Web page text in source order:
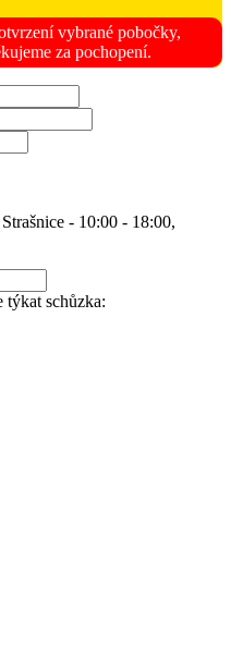
vybrané pobočky,
za pochopení.
- 10:00 - 18:00,
týkat schůzka: